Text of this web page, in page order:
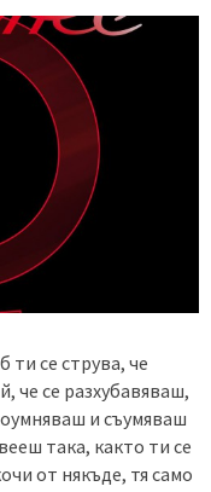
ти се струва, че
че се разхубавяваш,
и съумяваш
така, както ти се
от някъде, тя само